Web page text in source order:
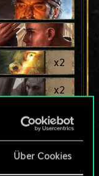
Über Cookies
x2
x2